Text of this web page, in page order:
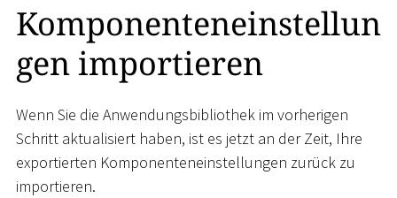
Komponenteneinstellun
gen importieren
Wenn Sie die Anwendungsbibliothek im vorherigen
Schritt aktualisiert haben, ist es jetzt an der Zeit, Ihre
exportierten Komponenteneinstellungen zurück zu
importieren.